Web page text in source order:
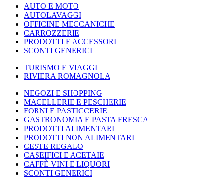
AUTO E MOTO
AUTOLAVAGGI
OFFICINE MECCANICHE
CARROZZERIE
PRODOTTI E ACCESSORI
SCONTI GENERICI
TURISMO E VIAGGI
RIVIERA ROMAGNOLA
NEGOZI E SHOPPING
MACELLERIE E PESCHERIE
FORNI E PASTICCERIE
GASTRONOMIA E PASTA FRESCA
PRODOTTI ALIMENTARI
PRODOTTI NON ALIMENTARI
CESTE REGALO
CASEIFICI E ACETAIE
CAFFÈ VINI E LIQUORI
SCONTI GENERICI